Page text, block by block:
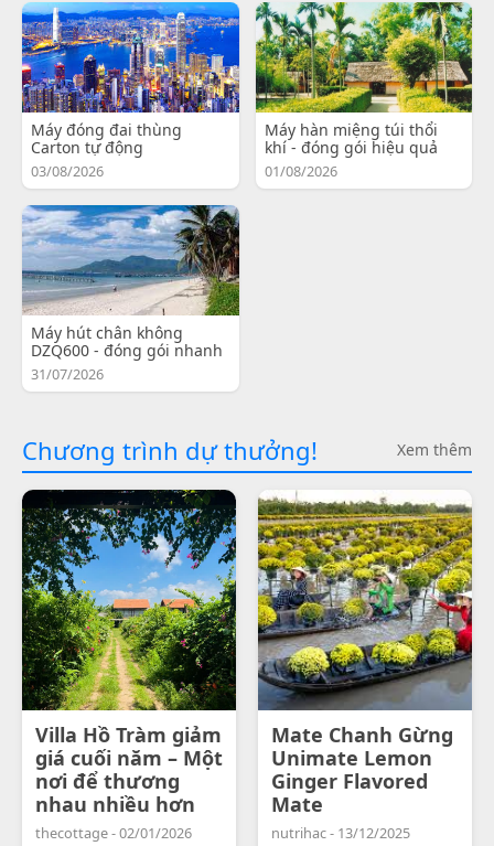
Máy đóng đai thùng
Carton tự động
03/08/2026
Máy hàn miệng túi thổi
khí - đóng gói hiệu quả
01/08/2026
Máy hút chân không
DZQ600 - đóng gói nhanh
31/07/2026
Chương trình dự thưởng! Xem thêm
Villa Hồ Tràm giảm
giá cuối năm – Một
nơi để thương
nhau nhiều hơn
thecottage - 02/01/2026
Mate Chanh Gừng
Unimate Lemon
Ginger Flavored
Mate
nutrihac - 13/12/2025